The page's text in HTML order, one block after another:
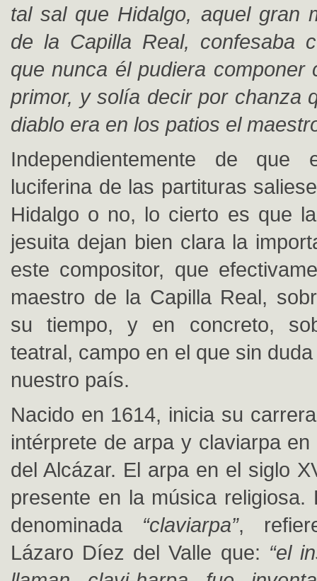
tal sal que Hidalgo, aquel gran
de la Capilla Real, confesaba
que nunca él pudiera componer
primor, y solía decir por chanza
diablo era en los patios el
Independientemente de que
luciferina de las partituras
Hidalgo o no, lo cierto es que
jesuita dejan bien clara la
este compositor, que
maestro de la Capilla Real,
su tiempo, y en concreto,
teatral, campo en el que sin
nuestro país.
Nacido en 1614, inicia su
intérprete de arpa y claviarpa
del Alcázar. El arpa en el siglo
presente en la música religiosa.
denominada “claviarpa”,
Lázaro Díez del Valle que: “el